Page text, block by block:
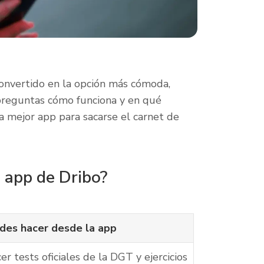
en la opción más cómoda,
cómo funciona y en qué
mejor app para sacarse el carnet de
de Dribo?
hacer desde la app
tests oficiales de la DGT y ejercicios